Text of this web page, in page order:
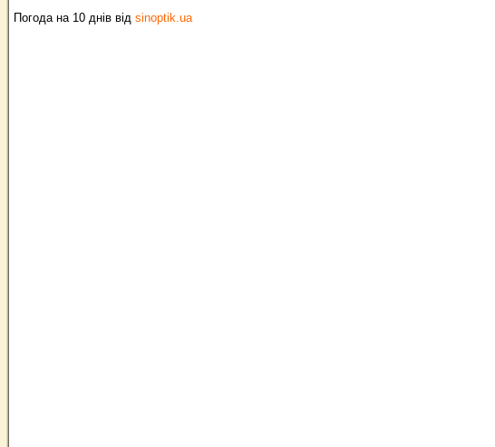
Погода на 10 днів від sinoptik.ua